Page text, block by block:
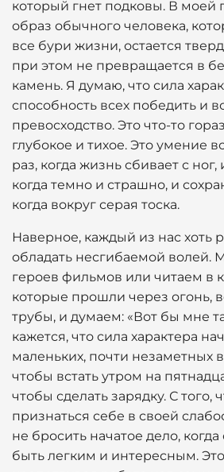
который гнет подковы. В моей
образ обычного человека,
все бури жизни, остается
при этом не превращается в
камень. Я думаю, что сила
способность всех победить и
превосходство. Это что-то
глубокое и тихое. Это умение
раз, когда жизнь сбивает с
когда темно и страшно, и
когда вокруг серая тоска.
Наверное, каждый из нас хоть
обладать несгибаемой волей.
героев фильмов или читаем в
которые прошли через огонь,
трубы, и думаем: «Вот бы мне
кажется, что сила характера
маленьких, почти незаметных
чтобы встать утром на
чтобы сделать зарядку. С того,
признаться себе в своей
не бросить начатое дело,
быть легким и интересным.